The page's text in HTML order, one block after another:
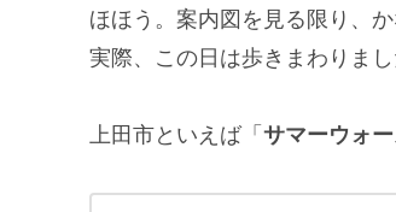
ほほう。案内図を見る限り、か
実際、この日は歩きまわりま
上田市といえば「 サマーウォ